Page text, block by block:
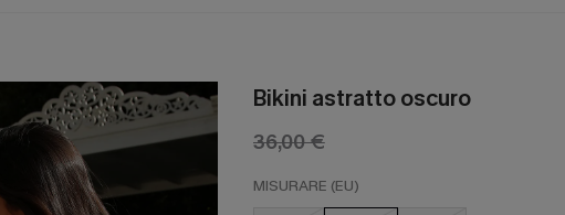
Bikini astratto oscuro
36,00 €
MISURARE (EU)